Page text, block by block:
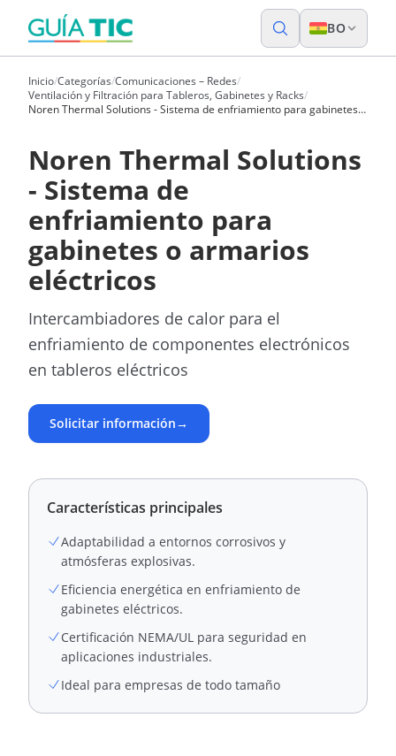
BO
Inicio/Categorías/Comunicaciones – Redes/
Ventilación y Filtración para Tableros, Gabinetes y Racks/
Noren Thermal Solutions - Sistema de enfriamiento para gabinetes o
Noren Thermal Solutions
- Sistema de
enfriamiento para
gabinetes o armarios
eléctricos
Intercambiadores de calor para el
enfriamiento de componentes electrónicos
en tableros eléctricos
Solicitar información→
Características principales
Adaptabilidad a entornos corrosivos y
atmósferas explosivas.
Eficiencia energética en enfriamiento de
gabinetes eléctricos.
Certificación NEMA/UL para seguridad en
aplicaciones industriales.
Ideal para empresas de todo tamaño